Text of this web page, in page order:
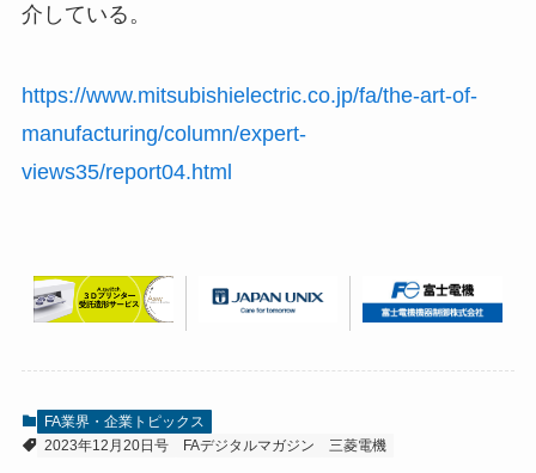
介している。
https://www.mitsubishielectric.co.jp/fa/the-art-of-
manufacturing/column/expert-
views35/report04.html
FA業界・企業トピックス
2023年12月20日号
FAデジタルマガジン 三菱電機